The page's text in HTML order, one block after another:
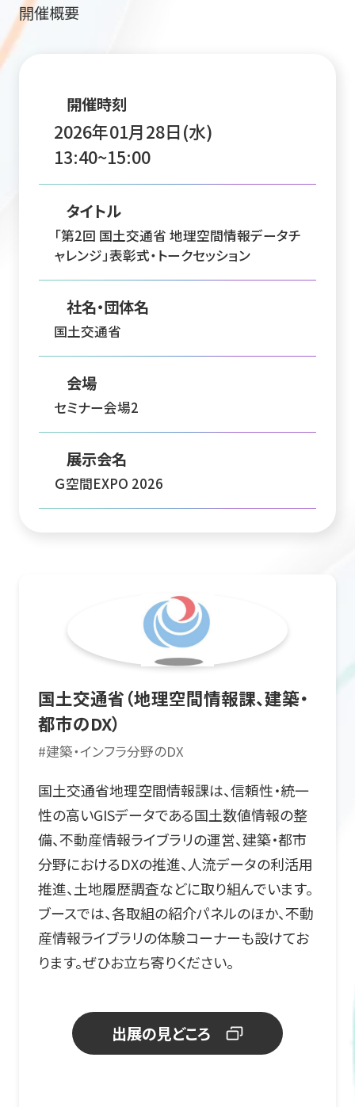
開催概要
開催時刻
2026年01月28日(水)
13:40~15:00
タイトル
「第2回 国土交通省 地理空間情報データチ
ャレンジ」表彰式・トークセッション
社名・団体名
国土交通省
会場
セミナー会場2
展示会名
Ｇ空間EXPO 2026
国土交通省（地理空間情報課、建築・
都市のDX）
#建築・インフラ分野のDX
国土交通省地理空間情報課は、信頼性・統一
性の高いGISデータである国土数値情報の整
備、不動産情報ライブラリの運営、建築・都市
分野におけるDXの推進、人流データの利活用
推進、土地履歴調査などに取り組んでいます。
ブースでは、各取組の紹介パネルのほか、不動
産情報ライブラリの体験コーナーも設けてお
ります。ぜひお立ち寄りください。
出展の見どころ